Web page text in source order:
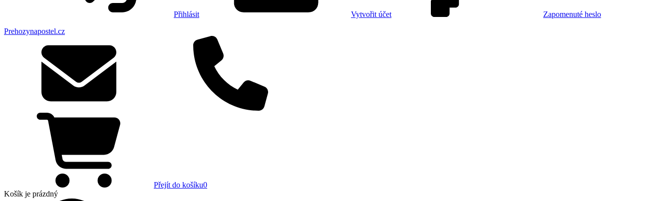
Přihlásit Vytvořit účet
Zapomenuté heslo
Prehozynapostel.cz
Přejít do košíku0
Košík je prázdný